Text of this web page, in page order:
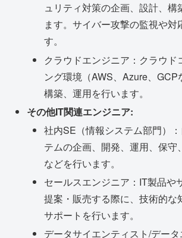
ュリティ対策の企画、設計、構
ます。サイバー攻撃の監視や対
す。
クラウドエンジニア：クラウド
ング環境（AWS、Azure、GCP
構築、運用を行います。
その他IT関連エンジニア:
社内SE（情報システム部門）
テムの企画、開発、運用、保守
などを行います。
セールスエンジニア：IT製品や
提案・販売する際に、技術的な
サポートを行います。
データサイエンティスト/デー